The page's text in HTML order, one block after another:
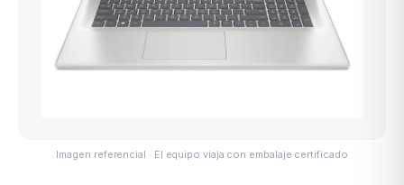
Imagen referencial · El equipo viaja con embalaje certificado